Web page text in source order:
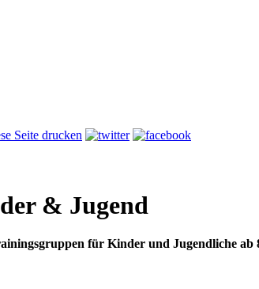
& Jugend
für Kinder und Jugendliche